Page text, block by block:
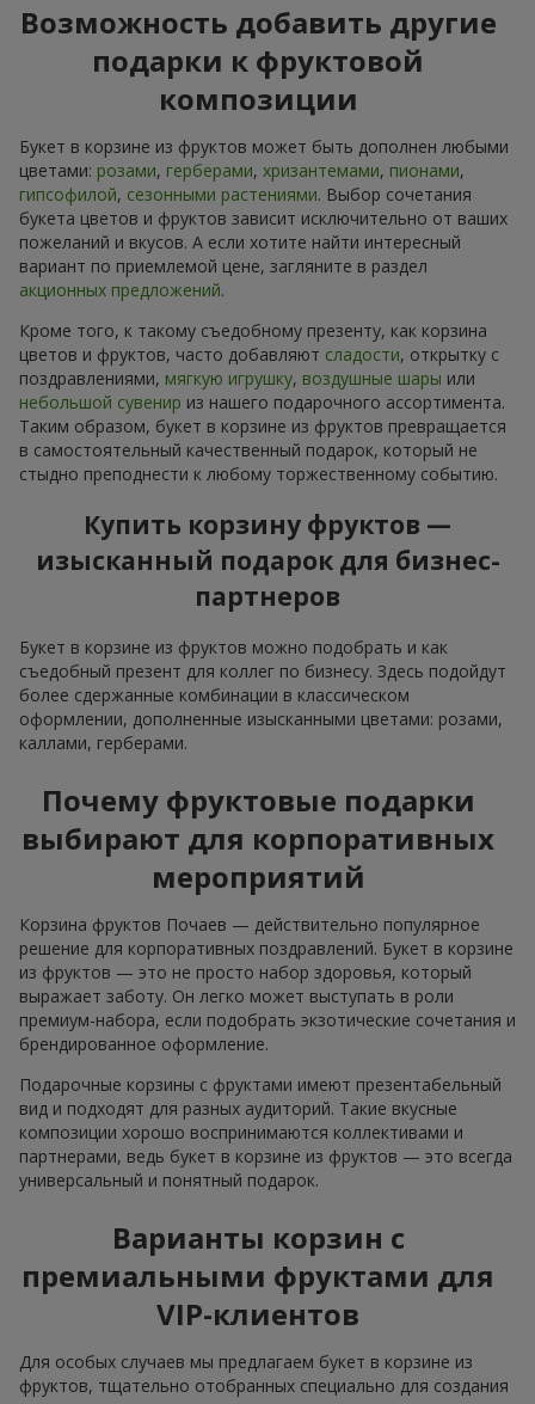
Возможность добавить другие
подарки к фруктовой
композиции
Букет в корзине из фруктов может быть дополнен любыми
цветами: розами, герберами, хризантемами, пионами,
гипсофилой, сезонными растениями. Выбор сочетания
букета цветов и фруктов зависит исключительно от ваших
пожеланий и вкусов. А если хотите найти интересный
вариант по приемлемой цене, загляните в раздел
акционных предложений.
Кроме того, к такому съедобному презенту, как корзина
цветов и фруктов, часто добавляют сладости, открытку с
поздравлениями, мягкую игрушку, воздушные шары или
небольшой сувенир из нашего подарочного ассортимента.
Таким образом, букет в корзине из фруктов превращается
в самостоятельный качественный подарок, который не
стыдно преподнести к любому торжественному событию.
Купить корзину фруктов —
изысканный подарок для бизнес-
партнеров
Букет в корзине из фруктов можно подобрать и как
съедобный презент для коллег по бизнесу. Здесь подойдут
более сдержанные комбинации в классическом
оформлении, дополненные изысканными цветами: розами,
каллами, герберами.
Почему фруктовые подарки
выбирают для корпоративных
мероприятий
Корзина фруктов Почаев — действительно популярное
решение для корпоративных поздравлений. Букет в корзине
из фруктов — это не просто набор здоровья, который
выражает заботу. Он легко может выступать в роли
премиум-набора, если подобрать экзотические сочетания и
брендированное оформление.
Подарочные корзины с фруктами имеют презентабельный
вид и подходят для разных аудиторий. Такие вкусные
композиции хорошо воспринимаются коллективами и
партнерами, ведь букет в корзине из фруктов — это всегда
универсальный и понятный подарок.
Варианты корзин с
премиальными фруктами для
VIP-клиентов
Для особых случаев мы предлагаем букет в корзине из
фруктов, тщательно отобранных специально для создания